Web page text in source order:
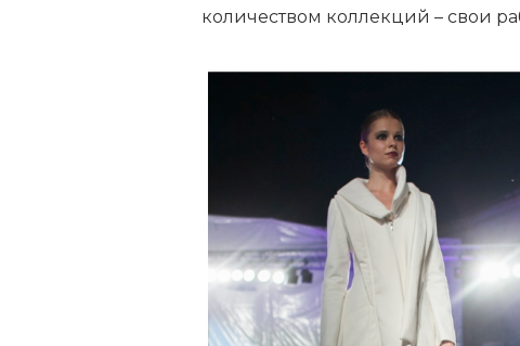
количеством коллекций – свои